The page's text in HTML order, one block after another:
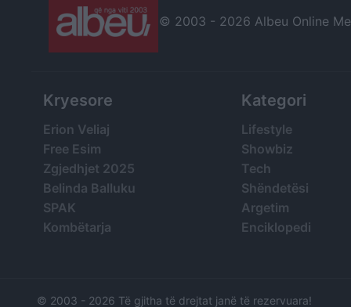
© 2003 - 2026 Albeu Online
Kryesore
Erion Veliaj
Free Esim
Zgjedhjet 2025
Belinda Balluku
SPAK
Kombëtarja
Kategori
Lifestyle
Showbiz
Tech
Shëndetësi
Argetim
Enciklopedi
© 2003 - 2026 Të gjitha të drejtat janë të rezervuara!